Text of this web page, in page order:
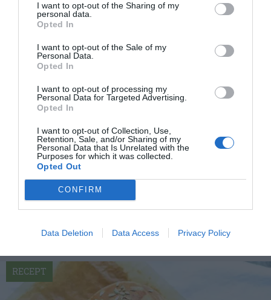
I want to opt-out of the Sharing of my
personal data.
Opted In
I want to opt-out of the Sale of my
Personal Data.
Opted In
I want to opt-out of processing my
Personal Data for Targeted Advertising.
Opted In
I want to opt-out of Collection, Use,
Retention, Sale, and/or Sharing of my
Personal Data that Is Unrelated with the
Purposes for which it was collected.
Opted Out
CONFIRM
Data Deletion Data Access Privacy Policy
Surdegsbröd med färdig surdeg
Surdegsbröd med färdig färsk surdeg du bakar på
runt 5 timmar. Enkelt, fylligt och saftigt
surdegsbröd...
RECEPT